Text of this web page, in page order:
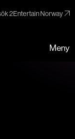
2Entertain Norway
Meny